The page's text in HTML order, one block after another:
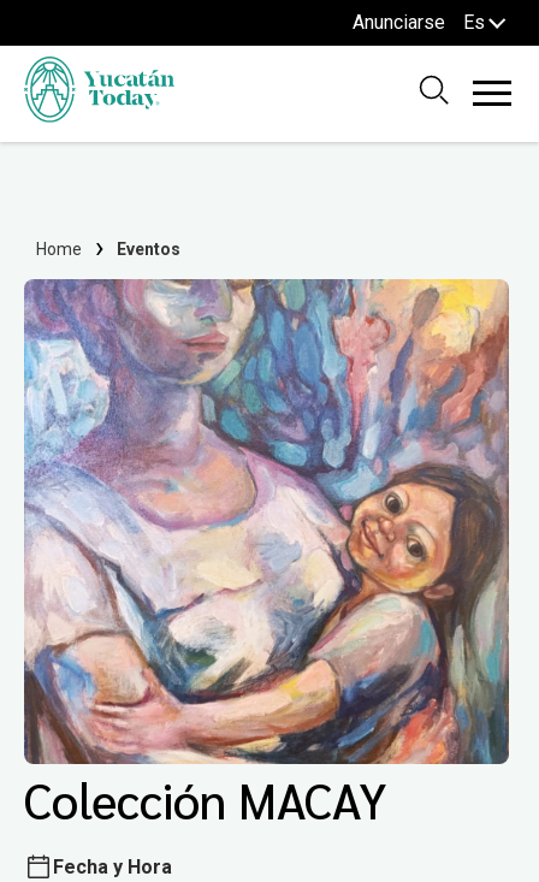
Anunciarse Es
Home Eventos
Colección MACAY
Fecha y Hora